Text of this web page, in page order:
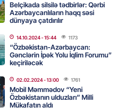
- 14:30
Biznes-dən mikro biznes
5%-dək endirim
- 14:28
Belçikada silsilə tədbirlər: Qərbi
Azərbaycanlıların haqq səsi
dünyaya çatdırılır
14.10.2024- 15:44 1173
“Özbəkistan-Azərbaycan:
Gənclərin İpək Yolu İqlim Forumu”
keçiriləcək
02.02.2024- 13:00 1761
Mobil Məmmədov “Yeni
Özbəkistanın ulduzları” Milli
Mükafatın aldı